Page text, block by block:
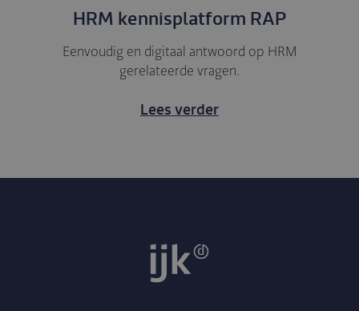
HRM kennisplatform RAP
Eenvoudig en digitaal antwoord op HRM
gerelateerde vragen.
Lees verder